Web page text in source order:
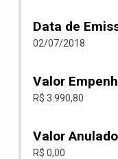
Data de
02/07/2018
Valor
R$ 3.990,80
Valor Anulado
R$ 0,00